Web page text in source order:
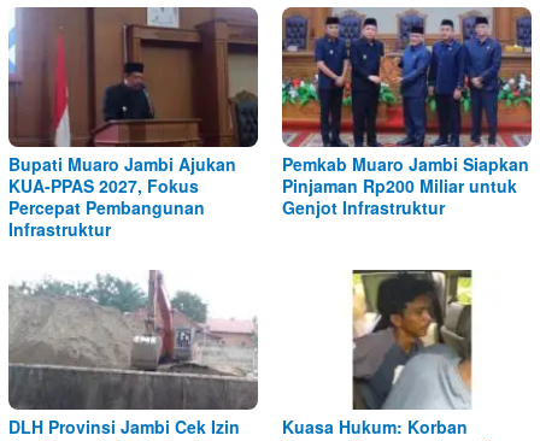
Bupati Muaro Jambi Ajukan
KUA-PPAS 2027, Fokus
Percepat Pembangunan
Infrastruktur
Pemkab Muaro Jambi Siapkan
Pinjaman Rp200 Miliar untuk
Genjot Infrastruktur
DLH Provinsi Jambi Cek Izin
Kuasa Hukum: Korban